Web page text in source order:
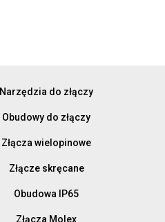
Narzędzia do złączy
Obudowy do złączy
Złącza wielopinowe
Złącze skręcane
Obudowa IP65
Złącza Molex